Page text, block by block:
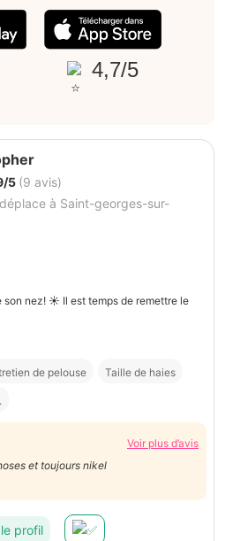
4,7/5
5 (9 avis)
à Saint-georges-sur-
son nez! ☀️ Il est temps de remettre le
de pelouse Taille de haies
Voir plus d’avis
et toujours nikel
profil